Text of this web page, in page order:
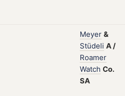
Meyer &
Stüdeli A/
Roamer
Watch Co.
SA